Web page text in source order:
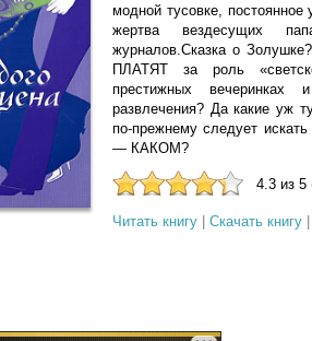
модной тусовке,
жертва вездесущих
журналов.Сказка о
ПЛАТЯТ за роль
престижных
развлечения? Да какие уж
по-прежнему следует
— КАКОМ?
4.3 из 5
Читать книгу Скачать книгу